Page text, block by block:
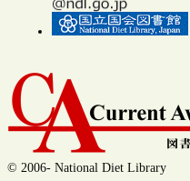
© 2006- National Diet Library